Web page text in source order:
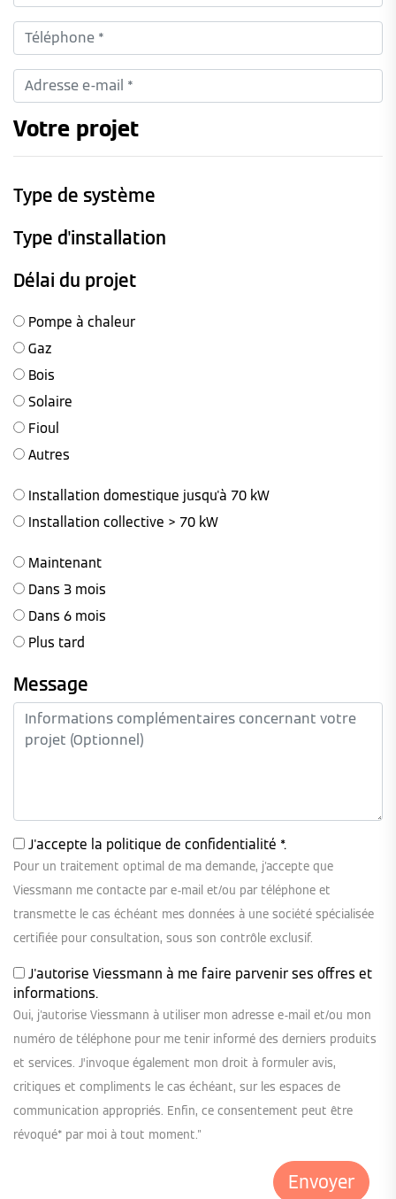
Votre projet
Type de système
Type d'installation
Délai du projet
Pompe à chaleur
Gaz
Bois
Solaire
Fioul
Autres
Installation domestique jusqu'à 70 kW
Installation collective > 70 kW
Maintenant
Dans 3 mois
Dans 6 mois
Plus tard
Message
J'accepte la politique de confidentialité *.
Pour un traitement optimal de ma demande, j'accepte que
Viessmann me contacte par e-mail et/ou par téléphone et
transmette le cas échéant mes données à une société spécialisée
certifiée pour consultation, sous son contrôle exclusif.
J'autorise Viessmann à me faire parvenir ses offres et
informations.
Oui, j'autorise Viessmann à utiliser mon adresse e-mail et/ou mon
numéro de téléphone pour me tenir informé des derniers produits
et services. J’invoque également mon droit à formuler avis,
critiques et compliments le cas échéant, sur les espaces de
communication appropriés. Enfin, ce consentement peut être
révoqué* par moi à tout moment."